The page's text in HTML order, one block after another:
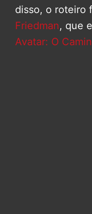
disso, o roteiro
Friedman, que
Avatar: O